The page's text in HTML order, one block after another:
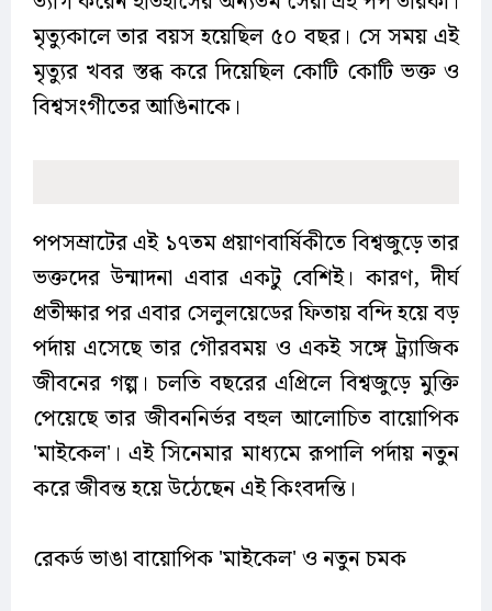
মৃত্যুকালে তার বয়স হয়েছিল ৫০ বছর। সে সময় এই
মৃত্যুর খবর স্তব্ধ করে দিয়েছিল কোটি কোটি ভক্ত ও
বিশ্বসংগীতের আঙিনাকে।
পপসম্রাটের এই ১৭তম প্রয়াণবার্ষিকীতে বিশ্বজুড়ে তার
ভক্তদের উন্মাদনা এবার একটু বেশিই। কারণ, দীর্ঘ
প্রতীক্ষার পর এবার সেলুলয়েডের ফিতায় বন্দি হয়ে বড়
পর্দায় এসেছে তার গৌরবময় ও একই সঙ্গে ট্র্যাজিক
জীবনের গল্প। চলতি বছরের এপ্রিলে বিশ্বজুড়ে মুক্তি
পেয়েছে তার জীবননির্ভর বহুল আলোচিত বায়োপিক
'মাইকেল'। এই সিনেমার মাধ্যমে রূপালি পর্দায় নতুন
করে জীবন্ত হয়ে উঠেছেন এই কিংবদন্তি।
রেকর্ড ভাঙা বায়োপিক 'মাইকেল' ও নতুন চমক